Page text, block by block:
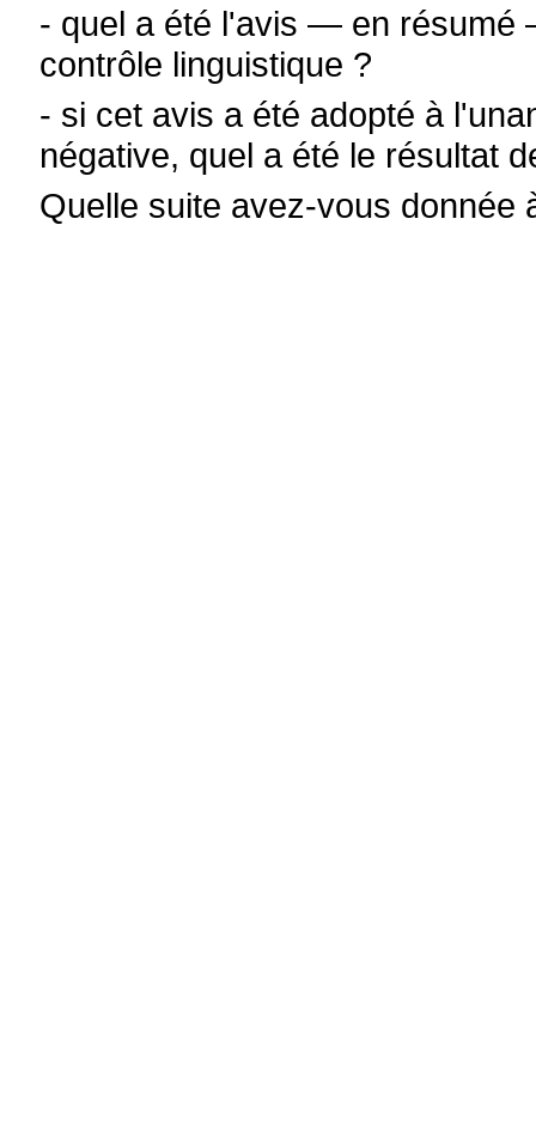
- quel a été l'avis — en résumé
contrôle linguistique ?
- si cet avis a été adopté à
négative, quel a été le résultat
Quelle suite avez-vous donnée